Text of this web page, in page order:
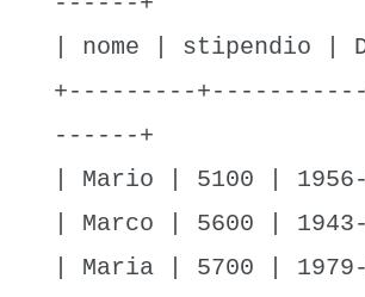
| nome | stipendio |
+---------
------+
| Mario | 5100 |
| Marco | 5600 |
| Maria | 5700 |